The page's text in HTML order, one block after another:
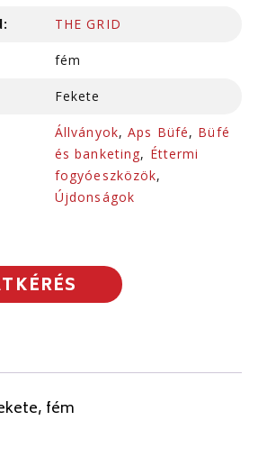
THE GRID
fém
Fekete
Állványok,Aps Büfé, Büfé
és banketing, Éttermi
fogyóeszközök,
Újdonságok
fém